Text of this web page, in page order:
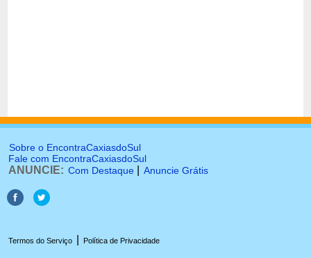
Sobre o EncontraCaxiasdoSul
Fale com EncontraCaxiasdoSul
ANUNCIE: Com Destaque Anuncie Grátis
Termos do Serviço Política de Privacidade